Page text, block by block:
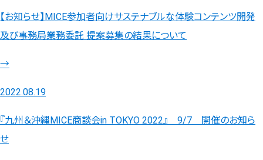
【お知らせ】MICE参加者向けサステナブルな体験コンテンツ開発
及び事務局業務委託 提案募集の結果について
→
2022.08.19
『九州＆沖縄MICE商談会in TOKYO 2022』 9/7 開催のお知ら
せ